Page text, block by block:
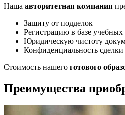
Наша авторитетная компания
Защиту от подделок
Регистрацию в базе учебных
Юридическую чистоту
Конфиденциальность сделки
Стоимость нашего готового
Преимущества